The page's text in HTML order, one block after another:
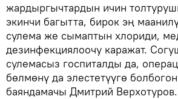
жардыргычтардын ичин
экинчи багытта, бирок эң
сулема же сымаптын хлориди,
дезинфекциялоочу каражат.
сулемасыз госпиталды да,
бөлмөнү да элестетүүгө
баяндамачы Дмитрий Верхотуров.